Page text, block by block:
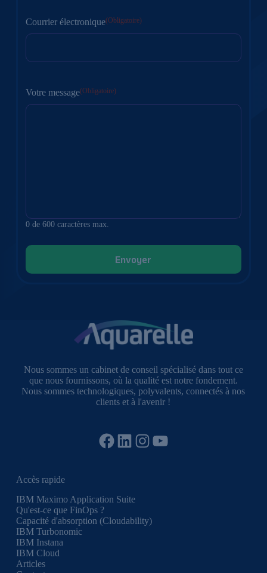
Courrier électronique(Obligatoire)
Votre message(Obligatoire)
0 de 600 caractères max.
Nous sommes un cabinet de conseil spécialisé dans tout ce
que nous fournissons, où la qualité est notre fondement.
Nous sommes technologiques, polyvalents, connectés à nos
clients et à l'avenir !
Facebook
LinkedIn
Instagram
YouTube
Accès rapide
IBM Maximo Application Suite
Qu'est-ce que FinOps ?
Capacité d'absorption (Cloudability)
IBM Turbonomic
IBM Instana
IBM Cloud
Articles